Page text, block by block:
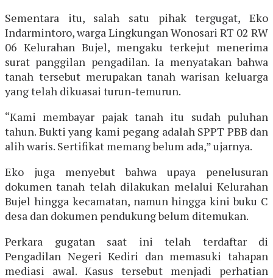
Sementara itu, salah satu pihak tergugat, Eko
Indarmintoro, warga Lingkungan Wonosari RT 02 RW
06 Kelurahan Bujel, mengaku terkejut menerima
surat panggilan pengadilan. Ia menyatakan bahwa
tanah tersebut merupakan tanah warisan keluarga
yang telah dikuasai turun-temurun.
“Kami membayar pajak tanah itu sudah puluhan
tahun. Bukti yang kami pegang adalah SPPT PBB dan
alih waris. Sertifikat memang belum ada,” ujarnya.
Eko juga menyebut bahwa upaya penelusuran
dokumen tanah telah dilakukan melalui Kelurahan
Bujel hingga kecamatan, namun hingga kini buku C
desa dan dokumen pendukung belum ditemukan.
Perkara gugatan saat ini telah terdaftar di
Pengadilan Negeri Kediri dan memasuki tahapan
mediasi awal. Kasus tersebut menjadi perhatian